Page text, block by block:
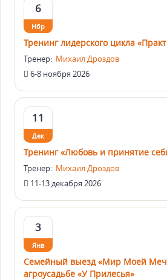
6
Нбр
Тренинг лидерского цикла
Тренер: Михаил Дроздов
6-8 ноября 2026
11
Дек
Тренинг «Любовь и принятие
Тренер: Михаил Дроздов
11-13 декабря 2026
3
Янв
Семейный выезд «Мир Моей
агроусадьбе «У Прилесья»